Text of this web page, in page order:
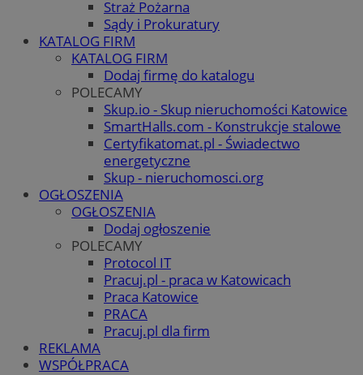
Straż Pożarna
Sądy i Prokuratury
KATALOG FIRM
KATALOG FIRM
Dodaj firmę do katalogu
POLECAMY
Skup.io - Skup nieruchomości Katowice
SmartHalls.com - Konstrukcje stalowe
Certyfikatomat.pl - Świadectwo
energetyczne
Skup - nieruchomosci.org
OGŁOSZENIA
OGŁOSZENIA
Dodaj ogłoszenie
POLECAMY
Protocol IT
Pracuj.pl - praca w Katowicach
Praca Katowice
PRACA
Pracuj.pl dla firm
REKLAMA
WSPÓŁPRACA